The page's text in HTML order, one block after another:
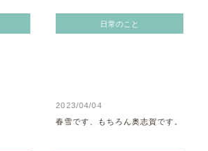
日常のこと
2023/04/04
春雪です、もちろん奥志賀です。